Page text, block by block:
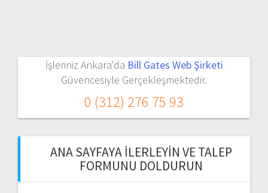
İşleriniz Ankara'da Bill Gates Web Şirketi
Güvencesiyle Gerçekleşmektedir.
0 (312) 276 75 93
ANA SAYFAYA İLERLEYIN VE TALEP
FORMUNU DOLDURUN